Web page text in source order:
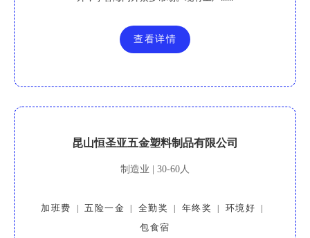
查看详情
昆山恒圣亚五金塑料制品有限公司
制造业 | 30-60人
加班费 五险一金 全勤奖 年终奖 环境好
包食宿